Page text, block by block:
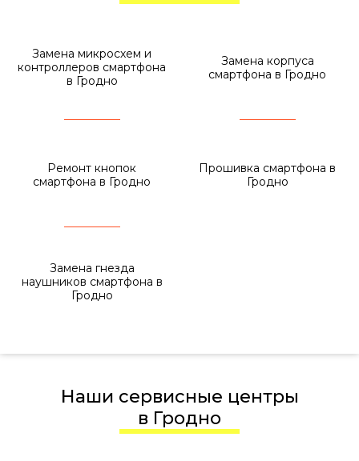
Замена микросхем и
контроллеров смартфона
в Гродно
Замена корпуса
смартфона в Гродно
Ремонт кнопок
смартфона в Гродно
Прошивка смартфона в
Гродно
Замена гнезда
наушников смартфона в
Гродно
Наши сервисные центры
в Гродно